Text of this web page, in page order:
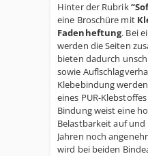
Hinter der Rubrik
eine Broschüre mit
Fadenheftung. Bei
werden die Seiten
bieten dadurch
sowie
Klebebindung
eines PUR-
Bindung weist eine
Belastbarkeit auf und
Jahren noch
wird bei beiden